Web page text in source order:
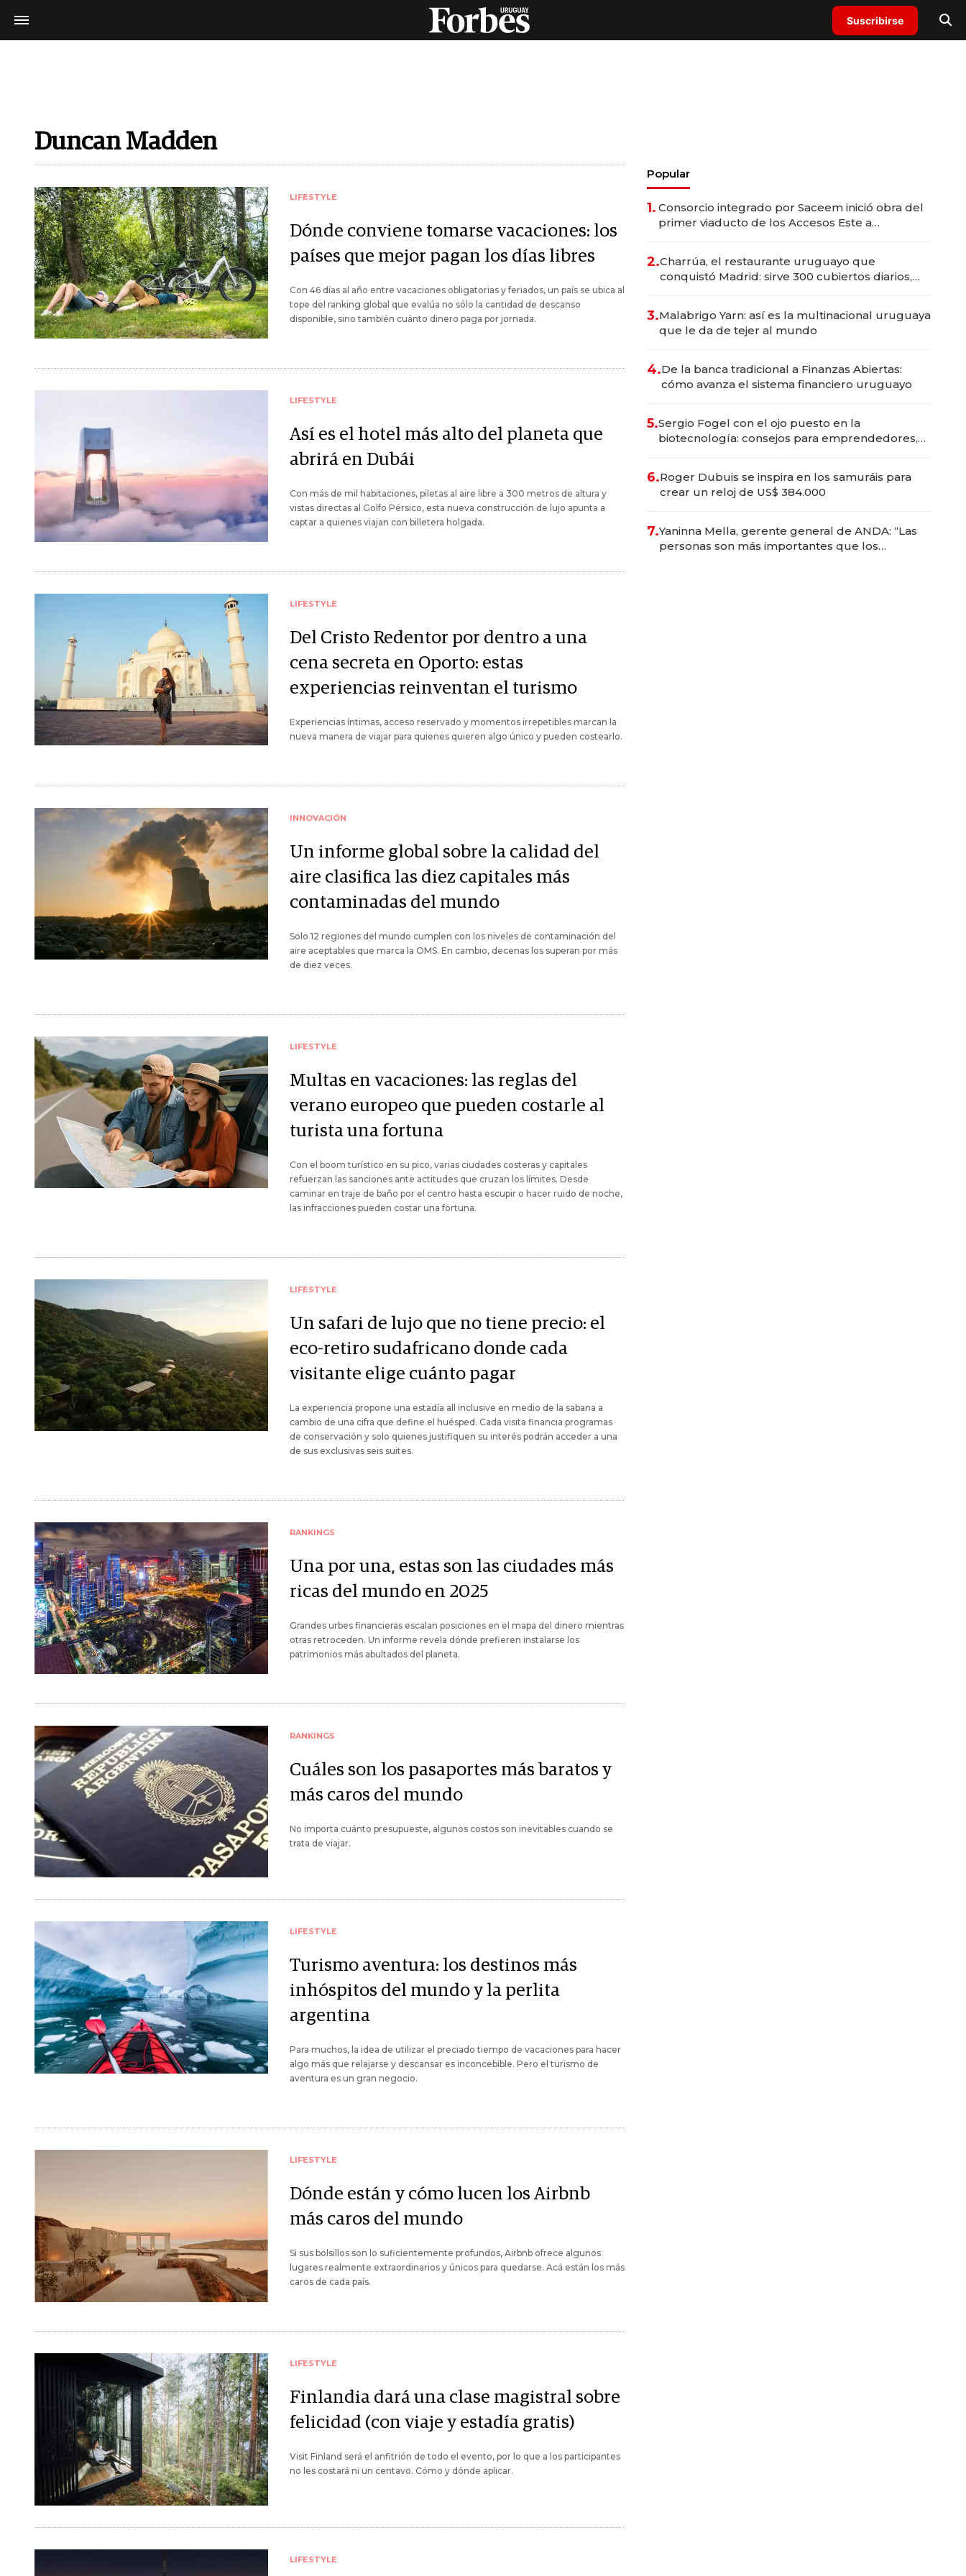
Suscribirse
Duncan Madden
LIFESTYLE
Dónde conviene tomarse vacaciones: los
países que mejor pagan los días libres
Con 46 días al año entre vacaciones obligatorias y feriados, un país se ubica al
tope del ranking global que evalúa no sólo la cantidad de descanso
disponible, sino también cuánto dinero paga por jornada.
LIFESTYLE
Así es el hotel más alto del planeta que
abrirá en Dubái
Con más de mil habitaciones, piletas al aire libre a 300 metros de altura y
vistas directas al Golfo Pérsico, esta nueva construcción de lujo apunta a
captar a quienes viajan con billetera holgada.
LIFESTYLE
Del Cristo Redentor por dentro a una
cena secreta en Oporto: estas
experiencias reinventan el turismo
Experiencias íntimas, acceso reservado y momentos irrepetibles marcan la
nueva manera de viajar para quienes quieren algo único y pueden costearlo.
INNOVACIÓN
Un informe global sobre la calidad del
aire clasifica las diez capitales más
contaminadas del mundo
Solo 12 regiones del mundo cumplen con los niveles de contaminación del
aire aceptables que marca la OMS. En cambio, decenas los superan por más
de diez veces.
LIFESTYLE
Multas en vacaciones: las reglas del
verano europeo que pueden costarle al
turista una fortuna
Con el boom turístico en su pico, varias ciudades costeras y capitales
refuerzan las sanciones ante actitudes que cruzan los límites. Desde
caminar en traje de baño por el centro hasta escupir o hacer ruido de noche,
las infracciones pueden costar una fortuna.
LIFESTYLE
Un safari de lujo que no tiene precio: el
eco-retiro sudafricano donde cada
visitante elige cuánto pagar
La experiencia propone una estadía all inclusive en medio de la sabana a
cambio de una cifra que define el huésped. Cada visita financia programas
de conservación y solo quienes justifiquen su interés podrán acceder a una
de sus exclusivas seis suites.
RANKINGS
Una por una, estas son las ciudades más
ricas del mundo en 2025
Grandes urbes financieras escalan posiciones en el mapa del dinero mientras
otras retroceden. Un informe revela dónde prefieren instalarse los
patrimonios más abultados del planeta.
RANKINGS
Cuáles son los pasaportes más baratos y
más caros del mundo
No importa cuánto presupueste, algunos costos son inevitables cuando se
trata de viajar.
LIFESTYLE
Turismo aventura: los destinos más
inhóspitos del mundo y la perlita
argentina
Para muchos, la idea de utilizar el preciado tiempo de vacaciones para hacer
algo más que relajarse y descansar es inconcebible. Pero el turismo de
aventura es un gran negocio.
LIFESTYLE
Dónde están y cómo lucen los Airbnb
más caros del mundo
Si sus bolsillos son lo suficientemente profundos, Airbnb ofrece algunos
lugares realmente extraordinarios y únicos para quedarse. Acá están los más
caros de cada país.
LIFESTYLE
Finlandia dará una clase magistral sobre
felicidad (con viaje y estadía gratis)
Visit Finland será el anfitrión de todo el evento, por lo que a los participantes
no les costará ni un centavo. Cómo y dónde aplicar.
LIFESTYLE
Popular
1. Consorcio integrado por Saceem inició obra del
primer viaducto de los Accesos Este a
2.Charrúa, el restaurante uruguayo que
conquistó Madrid: sirve 300 cubiertos diarios,
3.Malabrigo Yarn: así es la multinacional uruguaya
que le da de tejer al mundo
4.De la banca tradicional a Finanzas Abiertas:
cómo avanza el sistema financiero uruguayo
5.Sergio Fogel con el ojo puesto en la
biotecnología: consejos para emprendedores,
6.Roger Dubuis se inspira en los samuráis para
crear un reloj de US$ 384.000
7.Yaninna Mella, gerente general de ANDA: “Las
personas son más importantes que los